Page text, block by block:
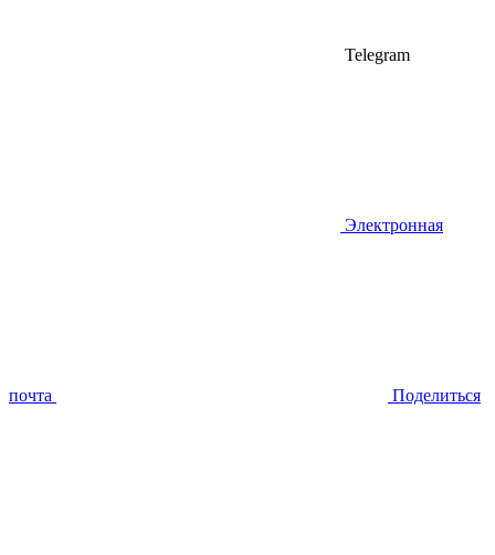
Telegram
Электронная
почта Поделиться